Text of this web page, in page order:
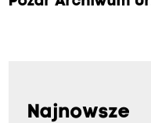
Najnowsze